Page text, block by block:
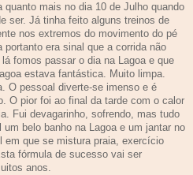
mais no dia 10 de Julho quando
ser. Já tinha feito alguns treinos de
nos extremos do movimento do pé
era sinal que a corrida não
fomos passar o dia na Lagoa e que
estava fantástica. Muito limpa.
O pessoal diverte-se imenso e é
O pior foi ao final da tarde com o calor
Fui devagarinho, sofrendo, mas tudo
belo banho na Lagoa e um jantar no
em que se mistura praia, exercício
fórmula de sucesso vai ser
anos.